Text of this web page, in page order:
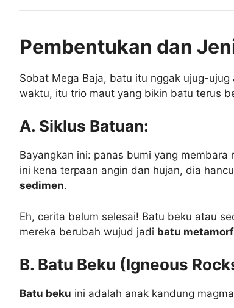
Pembentukan dan
Sobat Mega Baja, batu itu nggak ujug-
waktu, itu trio maut yang bikin batu terus
A. Siklus Batuan:
Bayangkan ini: panas bumi yang membara
ini kena terpaan angin dan hujan, dia
sedimen.
Eh, cerita belum selesai! Batu beku atau
mereka berubah wujud jadi batu metamorf
B. Batu Beku (Igneous
Batu beku ini adalah anak kandung